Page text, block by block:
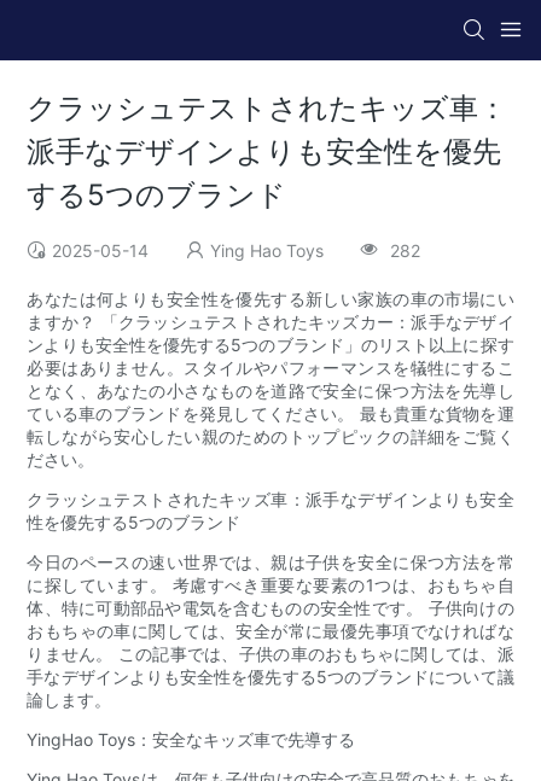
クラッシュテストされたキッズ車：
派手なデザインよりも安全性を優先
する5つのブランド
2025-05-14 Ying Hao Toys 282
あなたは何よりも安全性を優先する新しい家族の車の市場にい
ますか？ 「クラッシュテストされたキッズカー：派手なデザイ
ンよりも安全性を優先する5つのブランド」のリスト以上に探す
必要はありません。スタイルやパフォーマンスを犠牲にするこ
となく、あなたの小さなものを道路で安全に保つ方法を先導し
ている車のブランドを発見してください。 最も貴重な貨物を運
転しながら安心したい親のためのトップピックの詳細をご覧く
ださい。
クラッシュテストされたキッズ車：派手なデザインよりも安全
性を優先する5つのブランド
今日のペースの速い世界では、親は子供を安全に保つ方法を常
に探しています。 考慮すべき重要な要素の1つは、おもちゃ自
体、特に可動部品や電気を含むものの安全性です。 子供向けの
おもちゃの車に関しては、安全が常に最優先事項でなければな
りません。 この記事では、子供の車のおもちゃに関しては、派
手なデザインよりも安全性を優先する5つのブランドについて議
論します。
YingHao Toys：安全なキッズ車で先導する